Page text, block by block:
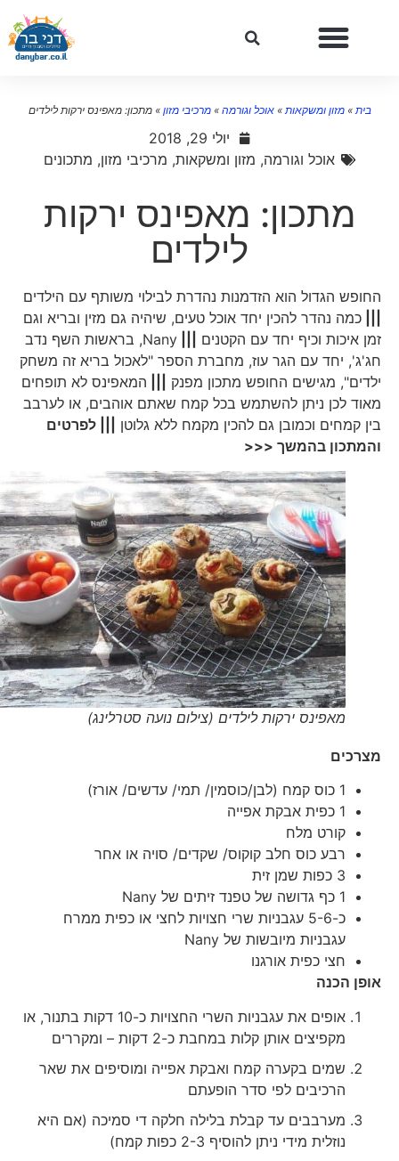
»מזון ומשקאות»אוכל וגורמה»מרכיבי מזון »מתכון: מאפינס ירקות לילדים
יולי 29, 2018
אוכל וגורמה,מזון ומשקאות,מרכיבי מזון,מתכונים
מתכון: מאפינס ירקות
לילדים
החופש הגדול הוא הזדמנות נהדרת לבילוי משותף עם הילדים
כמה נהדר להכין יחד אוכל טעים, שיהיה גם מזין ובריא וגם
זמן איכות וכיף יחד עם הקטנים|||
Nany, בראשות השף נדב
חג'ג', יחד עם הגר עוז, מחברת הספר "לאכול בריא זה משחק
ילדים", מגישים החופש מתכון מפנק|||
המאפינס לא תופחים
מאוד לכן ניתן להשתמש בכל קמח שאתם אוהבים, או לערבב
בין קמחים וכמובן גם להכין מקמח ללא גלוטן||| לפרטים
והמתכון בהמשך <<<
מאפינס ירקות לילדים (צילום נועה סטרלינג)
מצרכים
1 כוס קמח (לבן/כוסמין/ תמי/ עדשים/ אורז)
1 כפית אבקת אפייה
קורט מלח
רבע כוס חלב קוקוס/ שקדים/ סויה או אחר
3 כפות שמן זית
1 כף גדושה של טפנד זיתים של Nany
כ-5-6 עגבניות שרי חצויות לחצי או כפית ממרח
עגבניות מיובשות של Nany
חצי כפית אורגנו
אופן הכנה
אופים את עגבניות השרי החצויות כ-10 דקות בתנור, או
מקפיצים אותן קלות במחבת כ-2 דקות – ומקררים
שמים בקערה קמח ואבקת אפייה ומוסיפים את שאר
הרכיבים לפי סדר הופעתם
מערבבים עד קבלת בלילה חלקה די סמיכה (אם היא
נוזלית מידי ניתן להוסיף 2-3 כפות קמח)